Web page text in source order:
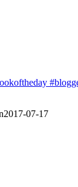
2017-07-17